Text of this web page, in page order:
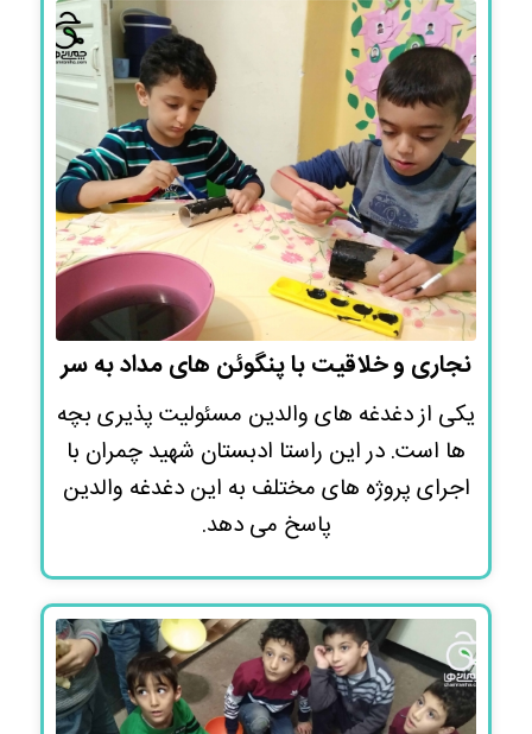
نجاری و خلاقیت با پنگوئن های مداد به سر
یکی از دغدغه های والدین مسئولیت پذیری بچه
ها است. در این راستا ادبستان شهید چمران با
اجرای پروژه های مختلف به این دغدغه والدین
پاسخ می دهد.